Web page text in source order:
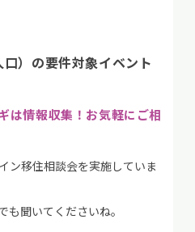
）の要件対象イベント
は情報収集！お気軽にご相
ン移住相談会を実施していま
聞いてくださいね。